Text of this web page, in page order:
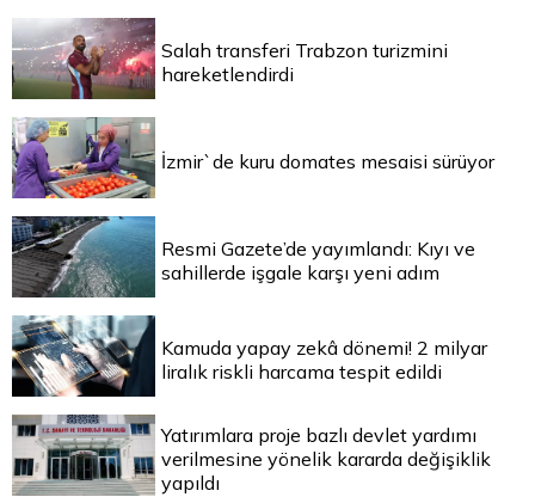
Salah transferi Trabzon turizmini
hareketlendirdi
İzmir`de kuru domates mesaisi sürüyor
Resmi Gazete’de yayımlandı: Kıyı ve
sahillerde işgale karşı yeni adım
Kamuda yapay zekâ dönemi! 2 milyar
liralık riskli harcama tespit edildi
Yatırımlara proje bazlı devlet yardımı
verilmesine yönelik kararda değişiklik
yapıldı